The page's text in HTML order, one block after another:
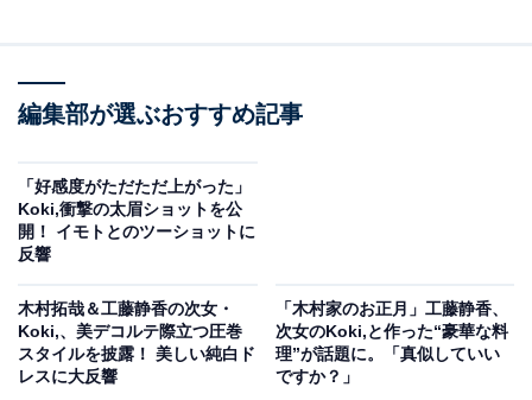
編集部が選ぶおすすめ記事
「好感度がただただ上がった」
Koki,衝撃の太眉ショットを公
開！ イモトとのツーショットに
反響
木村拓哉＆工藤静香の次女・
Koki,、美デコルテ際立つ圧巻
スタイルを披露！ 美しい純白ド
レスに大反響
「木村家のお正月」工藤静香、
次女のKoki,と作った“豪華な料
理”が話題に。「真似していい
ですか？」